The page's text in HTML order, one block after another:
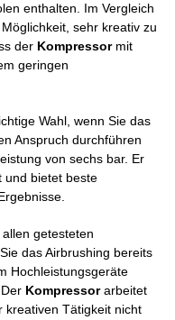
enthalten. Im Vergleich
sehr kreativ zu
der Kompressormit
geringen
Wahl, wenn Sie das
Anspruch durchführen
von sechs bar. Er
und bietet beste
getesteten
das Airbrushing bereits
Hochleistungsgeräte
Kompressorarbeitet
kreativen Tätigkeit nicht